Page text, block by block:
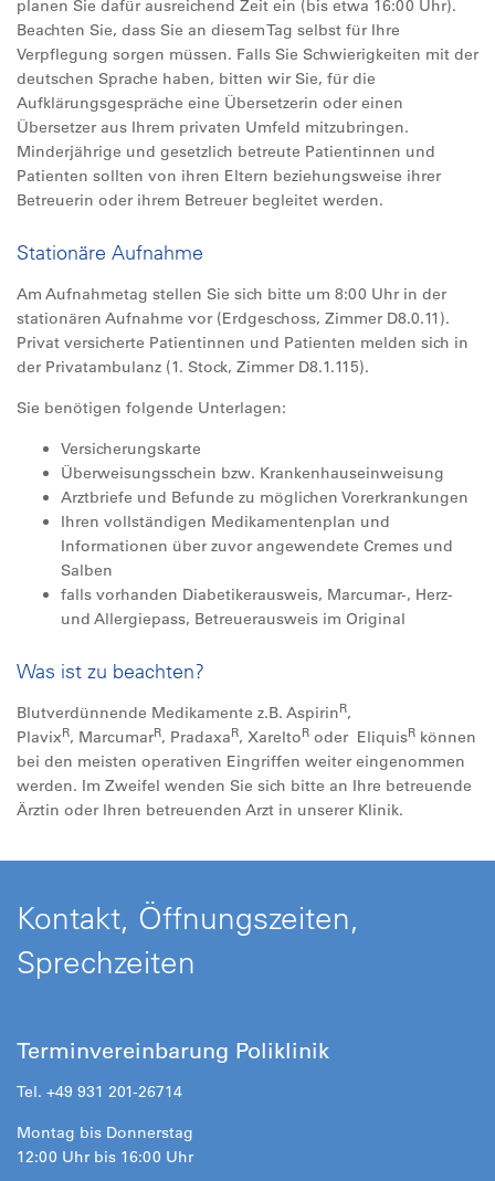
planen Sie dafür ausreichend Zeit ein (bis etwa 16:00 Uhr).
Beachten Sie, dass Sie an diesem Tag selbst für Ihre
Verpflegung sorgen müssen. Falls Sie Schwierigkeiten mit der
deutschen Sprache haben, bitten wir Sie, für die
Aufklärungsgespräche eine Übersetzerin oder einen
Übersetzer aus Ihrem privaten Umfeld mitzubringen.
Minderjährige und gesetzlich betreute Patientinnen und
Patienten sollten von ihren Eltern beziehungsweise ihrer
Betreuerin oder ihrem Betreuer begleitet werden.
Stationäre Aufnahme
Am Aufnahmetag stellen Sie sich bitte um 8:00 Uhr in der
stationären Aufnahme vor (Erdgeschoss, Zimmer D8.0.11).
Privat versicherte Patientinnen und Patienten melden sich in
der Privatambulanz (1. Stock, Zimmer D8.1.115).
Sie benötigen folgende Unterlagen:
Versicherungskarte
Überweisungsschein bzw. Krankenhauseinweisung
Arztbriefe und Befunde zu möglichen Vorerkrankungen
Ihren vollständigen Medikamentenplan und
Informationen über zuvor angewendete Cremes und
Salben
falls vorhanden Diabetikerausweis, Marcumar-, Herz-
und Allergiepass, Betreuerausweis im Original
Was ist zu beachten?
Blutverdünnende Medikamente z.B. AspirinR,
PlavixR, MarcumarR, PradaxaR, XareltoR oder EliquisR können
bei den meisten operativen Eingriffen weiter eingenommen
werden. Im Zweifel wenden Sie sich bitte an Ihre betreuende
Ärztin oder Ihren betreuenden Arzt in unserer Klinik.
Kontakt, Öffnungszeiten,
Sprechzeiten
Terminvereinbarung Poliklinik
Tel. +49 931 201-26714
Montag bis Donnerstag
12:00 Uhr bis 16:00 Uhr